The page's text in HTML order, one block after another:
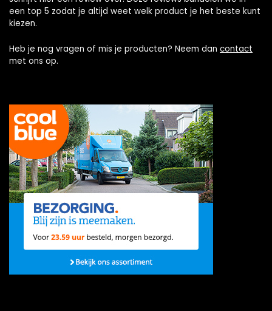
een top 5 zodat je altijd weet welk product je het beste kunt
kiezen.
Heb je nog vragen of mis je producten? Neem dan contact
met ons op.